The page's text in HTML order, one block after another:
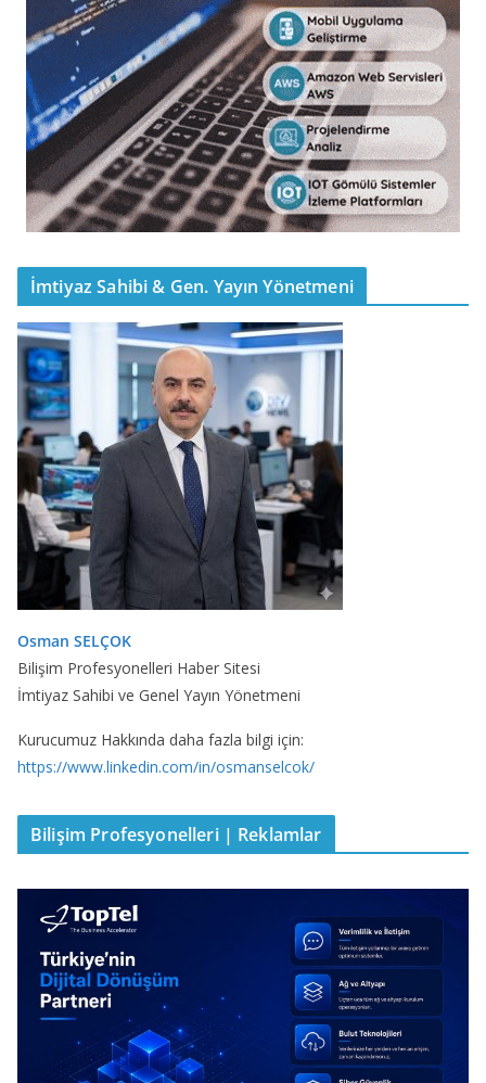
İmtiyaz Sahibi & Gen. Yayın Yönetmeni
Osman SELÇOK
Bilişim Profesyonelleri Haber Sitesi
İmtiyaz Sahibi ve Genel Yayın Yönetmeni
Kurucumuz Hakkında daha fazla bilgi için:
https://www.linkedin.com/in/osmanselcok/
Bilişim Profesyonelleri | Reklamlar